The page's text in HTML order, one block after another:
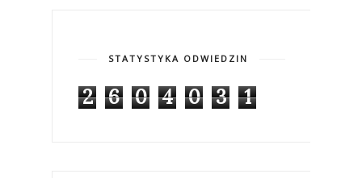
STATYSTYKA ODWIEDZIN
2 6 0 4 0 3 1